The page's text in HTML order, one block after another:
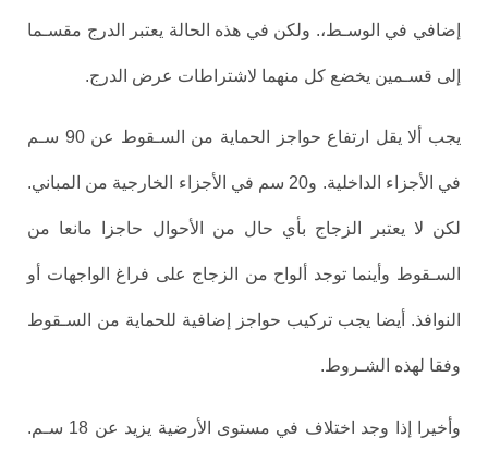
إضافي في الوسـط،. ولكن في هذه الحالة يعتبر الدرج مقسـما
إلى قسـمين يخضع كل منهما لاشتراطات عرض الدرج.
يجب ألا يقل ارتفاع حواجز الحماية من السـقوط عن 90 سـم
في الأجزاء الداخلية. و20 سم في الأجزاء الخارجية من المباني.
لكن لا يعتبر الزجاج بأي حال من الأحوال حاجزا مانعا من
السـقوط وأينما توجد ألواح من الزجاج على فراغ الواجهات أو
النوافذ. أيضا يجب تركيب حواجز إضافية للحماية من السـقوط
وفقا لهذه الشـروط.
وأخيرا إذا وجد اختلاف في مستوى الأرضية يزيد عن 18 سـم.